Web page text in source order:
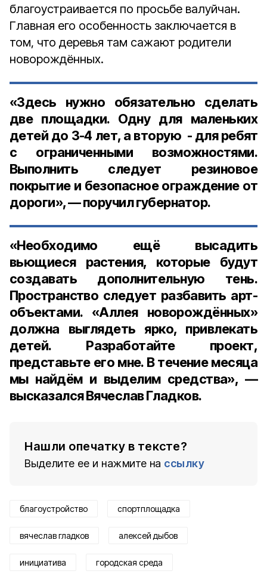
благоустраивается по просьбе валуйчан.
Главная его особенность заключается в
том, что деревья там сажают родители
новорождённых.
«Здесь нужно обязательно сделать
две площадки. Одну для маленьких
детей до 3-4 лет, а вторую - для ребят
с ограниченными возможностями.
Выполнить следует резиновое
покрытие и безопасное ограждение от
дороги», — поручил губернатор.
«Необходимо ещё высадить
вьющиеся растения, которые будут
создавать дополнительную тень.
Пространство следует разбавить арт-
объектами. «Аллея новорождённых»
должна выглядеть ярко, привлекать
детей. Разработайте проект,
представьте его мне. В течение месяца
мы найдём и выделим средства», —
высказался Вячеслав Гладков.
Нашли опечатку в тексте?
Выделите ее и нажмите на ссылку
благоустройство спортплощадка
вячеслав гладков алексей дыбов
инициатива городская среда